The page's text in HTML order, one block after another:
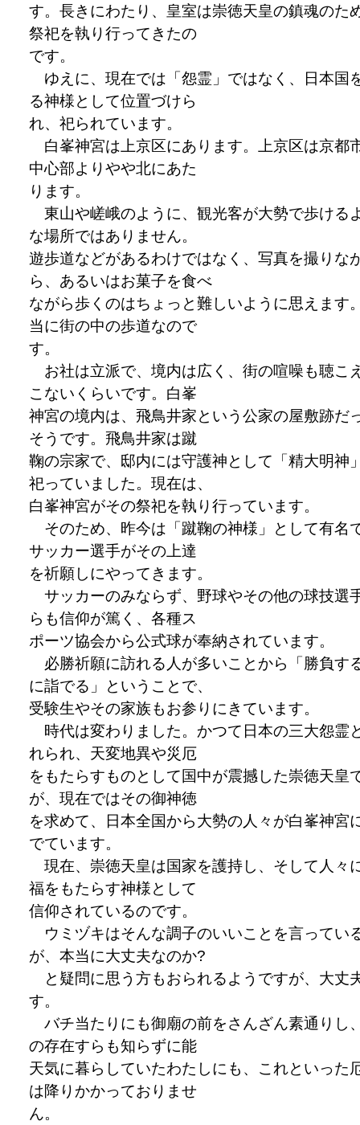
す。長きにわたり、皇室は崇徳天皇の鎮魂のた
祭祀を執り行ってきたの
です。
ゆえに、現在では「怨霊」ではなく、日本国
る神様として位置づけら
れ、祀られています。
白峯神宮は上京区にあります。上京区は京都
中心部よりやや北にあた
ります。
東山や嵯峨のように、観光客が大勢で歩ける
な場所ではありません。
遊歩道などがあるわけではなく、写真を撮りな
ら、あるいはお菓子を食べ
ながら歩くのはちょっと難しいように思えます
当に街の中の歩道なので
す。
お社は立派で、境内は広く、街の喧噪も聴こ
こないくらいです。白峯
神宮の境内は、飛鳥井家という公家の屋敷跡だ
そうです。飛鳥井家は蹴
鞠の宗家で、邸内には守護神として「精大明神
祀っていました。現在は、
白峯神宮がその祭祀を執り行っています。
そのため、昨今は「蹴鞠の神様」として有名
サッカー選手がその上達
を祈願しにやってきます。
サッカーのみならず、野球やその他の球技選
らも信仰が篤く、各種ス
ポーツ協会から公式球が奉納されています。
必勝祈願に訪れる人が多いことから「勝負す
に詣でる」ということで、
受験生やその家族もお参りにきています。
時代は変わりました。かつて日本の三大怨霊
れられ、天変地異や災厄
をもたらすものとして国中が震撼した崇徳天皇
が、現在ではその御神徳
を求めて、日本全国から大勢の人々が白峯神宮
でています。
現在、崇徳天皇は国家を護持し、そして人々
福をもたらす神様として
信仰されているのです。
ウミヅキはそんな調子のいいことを言ってい
が、本当に大丈夫なのか?
と疑問に思う方もおられるようですが、大丈
す。
バチ当たりにも御廟の前をさんざん素通りし
の存在すらも知らずに能
天気に暮らしていたわたしにも、これといった
は降りかかっておりませ
ん。